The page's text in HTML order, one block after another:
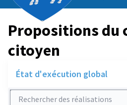
Propositions du
citoyen
État d'exécution global
Rechercher des réalisations